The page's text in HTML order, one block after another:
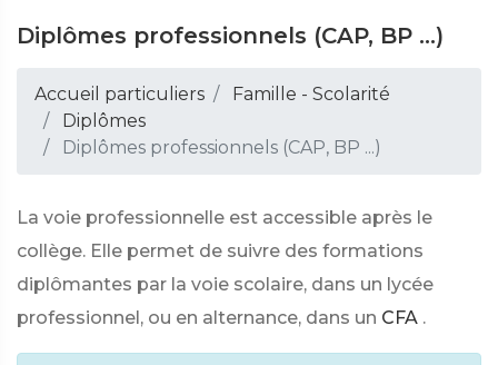
Diplômes professionnels (CAP, BP ...)
Accueil particuliers
Famille - Scolarité
Diplômes
Diplômes professionnels (CAP, BP ...)
La voie professionnelle est accessible après le
collège. Elle permet de suivre des formations
diplômantes par la voie scolaire, dans un lycée
professionnel, ou en alternance, dans un CFA .